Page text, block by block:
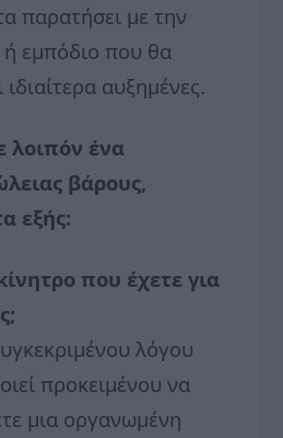
παρατήσει με την
εμπόδιο που θα
ιδιαίτερα αυξημένες.
λοιπόν ένα
βάρους,
εξής:
που έχετε για
λόγου
προκειμένου να
μια οργανωμένη